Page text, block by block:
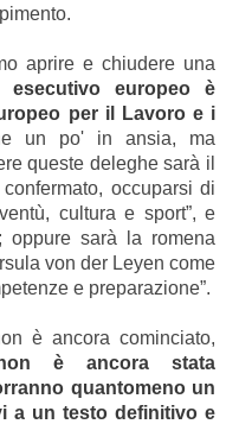
aprire e chiudere una
esecutivo europeo è
per il Lavoro e i
un po' in ansia, ma
queste deleghe sarà il
occuparsi di
cultura e sport”, e
oppure sarà la romena
von der Leyen come
e preparazione”.
è ancora cominciato,
è ancora stata
quantomeno un
a un testo definitivo e